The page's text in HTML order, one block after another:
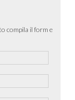
compila il form e